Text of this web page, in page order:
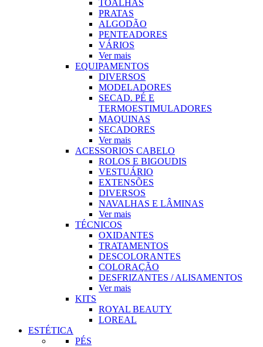
TOALHAS
PRATAS
ALGODÃO
PENTEADORES
VÁRIOS
Ver mais
EQUIPAMENTOS
DIVERSOS
MODELADORES
SECAD. PÉ E
TERMOESTIMULADORES
MAQUINAS
SECADORES
Ver mais
ACESSORIOS CABELO
ROLOS E BIGOUDIS
VESTUÁRIO
EXTENSÕES
DIVERSOS
NAVALHAS E LÂMINAS
Ver mais
TÉCNICOS
OXIDANTES
TRATAMENTOS
DESCOLORANTES
COLORAÇÃO
DESFRIZANTES / ALISAMENTOS
Ver mais
KITS
ROYAL BEAUTY
LOREAL
ESTÉTICA
PÉS